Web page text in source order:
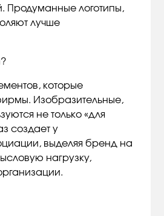
Продуманные логотипы,
лучше
которые
Изобразительные,
не только «для
создает у
выделяя бренд на
нагрузку,